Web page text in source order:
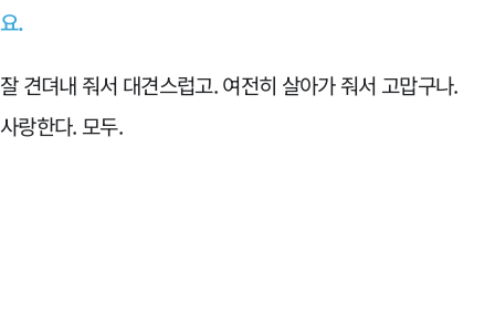
요.
잘 견뎌내 줘서 대견스럽고. 여전히 살아가 줘서 고맙구나.
사랑한다. 모두.